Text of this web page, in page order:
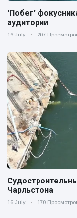
'Побег'
аудитории
16 July 207
Чарльстона
16 July 170